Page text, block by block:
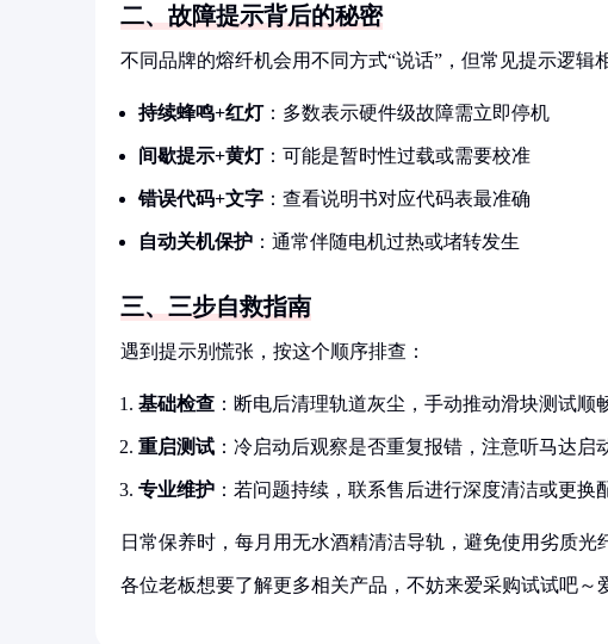
二、故障提示背后的秘密
不同品牌的熔纤机会用不同方式“说话”，但常见提示逻辑
持续蜂鸣+红灯：多数表示硬件级故障需立即停机
间歇提示+黄灯：可能是暂时性过载或需要校准
错误代码+文字 ：查看说明书对应代码表最准确
自动关机保护 ：通常伴随电机过热或堵转发生
三、三步自救指南
遇到提示别慌张，按这个顺序排查：
基础检查 ：断电后清理轨道灰尘，手动推动滑块测试顺
重启测试 ：冷启动后观察是否重复报错，注意听马达启
专业维护 ：若问题持续，联系售后进行深度清洁或更换
日常保养时，每月用无水酒精清洁导轨，避免使用劣质光
各位老板想要了解更多相关产品，不妨来爱采购试试吧～